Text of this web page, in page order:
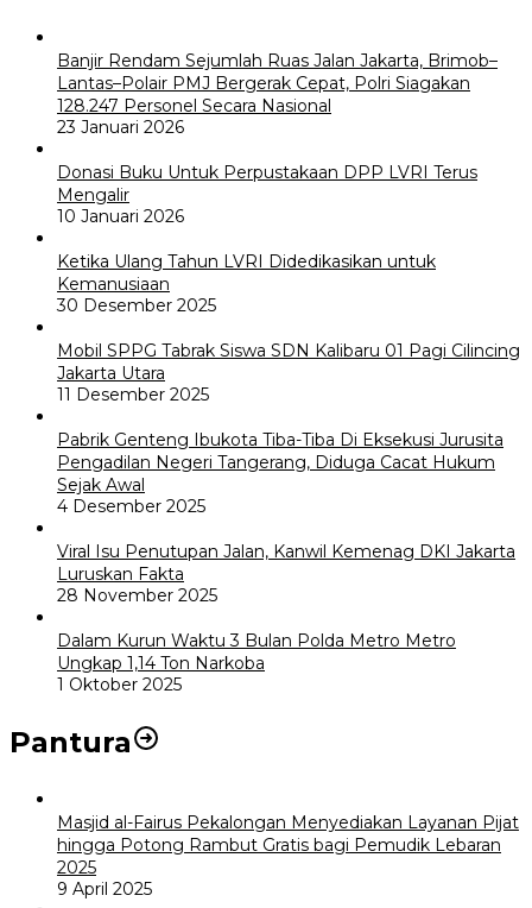
Banjir Rendam Sejumlah Ruas Jalan Jakarta, Brimob–
Lantas–Polair PMJ Bergerak Cepat, Polri Siagakan
128.247 Personel Secara Nasional
23 Januari 2026
Donasi Buku Untuk Perpustakaan DPP LVRI Terus
Mengalir
10 Januari 2026
Ketika Ulang Tahun LVRI Didedikasikan untuk
Kemanusiaan
30 Desember 2025
Mobil SPPG Tabrak Siswa SDN Kalibaru 01 Pagi Cilincing
Jakarta Utara
11 Desember 2025
Pabrik Genteng Ibukota Tiba-Tiba Di Eksekusi Jurusita
Pengadilan Negeri Tangerang, Diduga Cacat Hukum
Sejak Awal
4 Desember 2025
Viral Isu Penutupan Jalan, Kanwil Kemenag DKI Jakarta
Luruskan Fakta
28 November 2025
Dalam Kurun Waktu 3 Bulan Polda Metro Metro
Ungkap 1,14 Ton Narkoba
1 Oktober 2025
Pantura
Masjid al-Fairus Pekalongan Menyediakan Layanan Pijat
hingga Potong Rambut Gratis bagi Pemudik Lebaran
2025
9 April 2025